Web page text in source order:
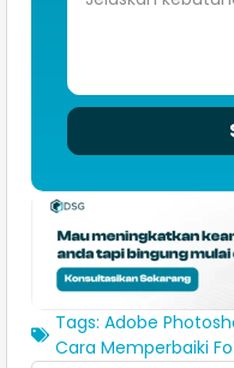
Tags: Adobe
Cara Memperbaiki